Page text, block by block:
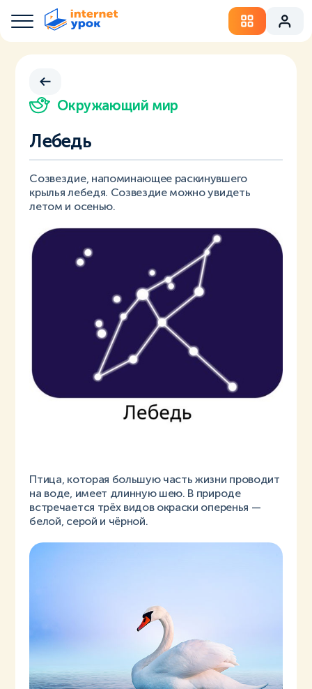
Окружающий мир
Лебедь
Созвездие, напоминающее раскинувшего
крылья лебедя. Созвездие можно увидеть
летом и осенью.
Птица, которая большую часть жизни проводит
на воде, имеет длинную шею. В природе
встречается трёх видов окраски оперенья —
белой, серой и чёрной.